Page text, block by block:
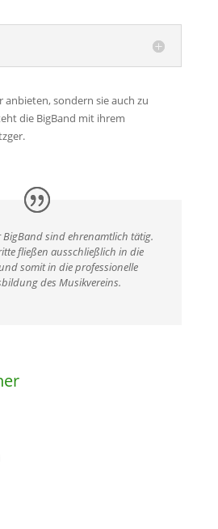
sondern sie auch zu
die BigBand mit ihrem
BigBand sind ehrenamtlich tätig.
fließen ausschließlich in die
somit in die professionelle
des Musikvereins.